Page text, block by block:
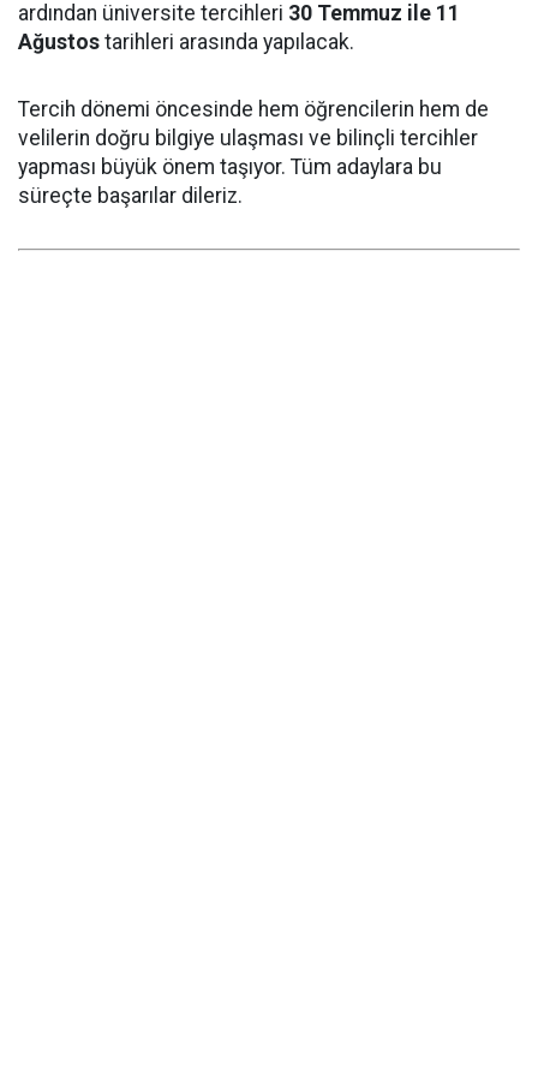
ardından üniversite tercihleri 30 Temmuz ile 11
Ağustos tarihleri arasında yapılacak.
Tercih dönemi öncesinde hem öğrencilerin hem de
velilerin doğru bilgiye ulaşması ve bilinçli tercihler
yapması büyük önem taşıyor. Tüm adaylara bu
süreçte başarılar dileriz.